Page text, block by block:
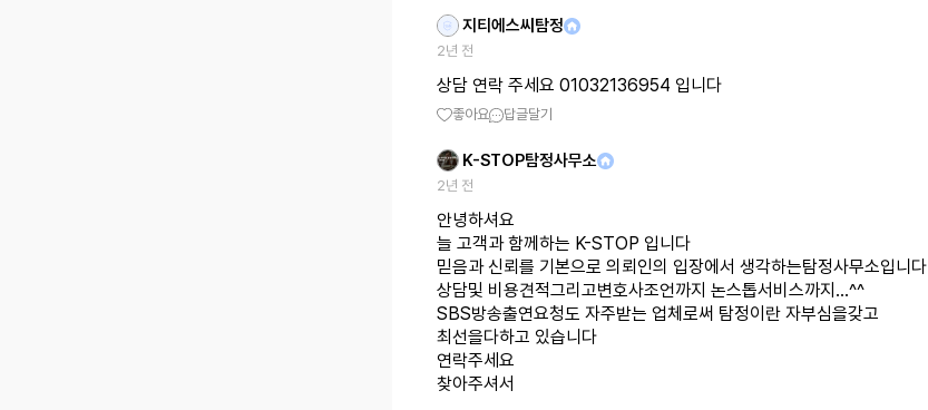
지티에스씨탐정
2년 전
상담 연락 주세요 01032136954 입니다
좋아요 답글달기
K-STOP탐정사무소
2년 전
안녕하셔요
늘 고객과 함께하는 K-STOP 입니다
믿음과 신뢰를 기본으로 의뢰인의 입장에서 생각하는탐정사무소입니다
상담및 비용견적그리고변호사조언까지 논스톱서비스까지...^^
SBS방송출연요청도 자주받는 업체로써 탐정이란 자부심을갖고
최선을다하고 있습니다
연락주세요
찾아주셔서